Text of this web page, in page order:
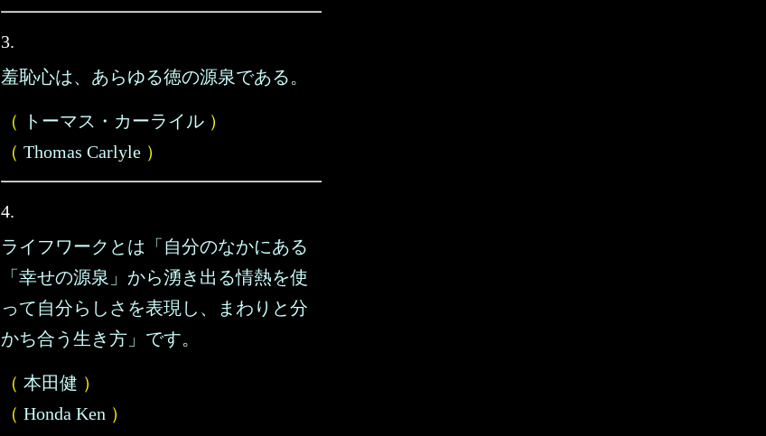
3.
羞恥心は、あらゆる徳の源泉である。
（ トーマス・カーライル ）
（ Thomas Carlyle ）
4.
ライフワークとは「自分のなかにある
「幸せの源泉」から湧き出る情熱を使
って自分らしさを表現し、まわりと分
かち合う生き方」です。
（ 本田健 ）
（ Honda Ken ）